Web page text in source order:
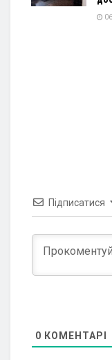
Підписатися
0 КОМЕНТАРІ